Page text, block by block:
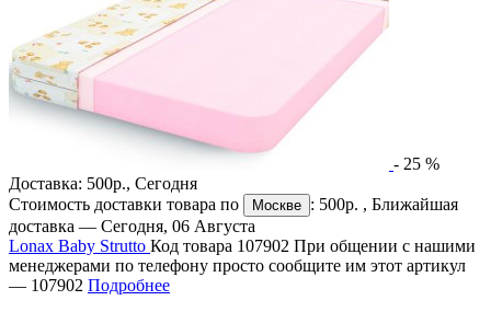
- 25 %
Доставка: 500р., Сегодня
Стоимость доставки товара по
Москве : 500р. , Ближайшая
доставка — Сегодня, 06 Августа
Lonax Baby Strutto Код товара 107902 При общении с нашими
менеджерами по телефону просто сообщите им этот артикул
— 107902 Подробнее